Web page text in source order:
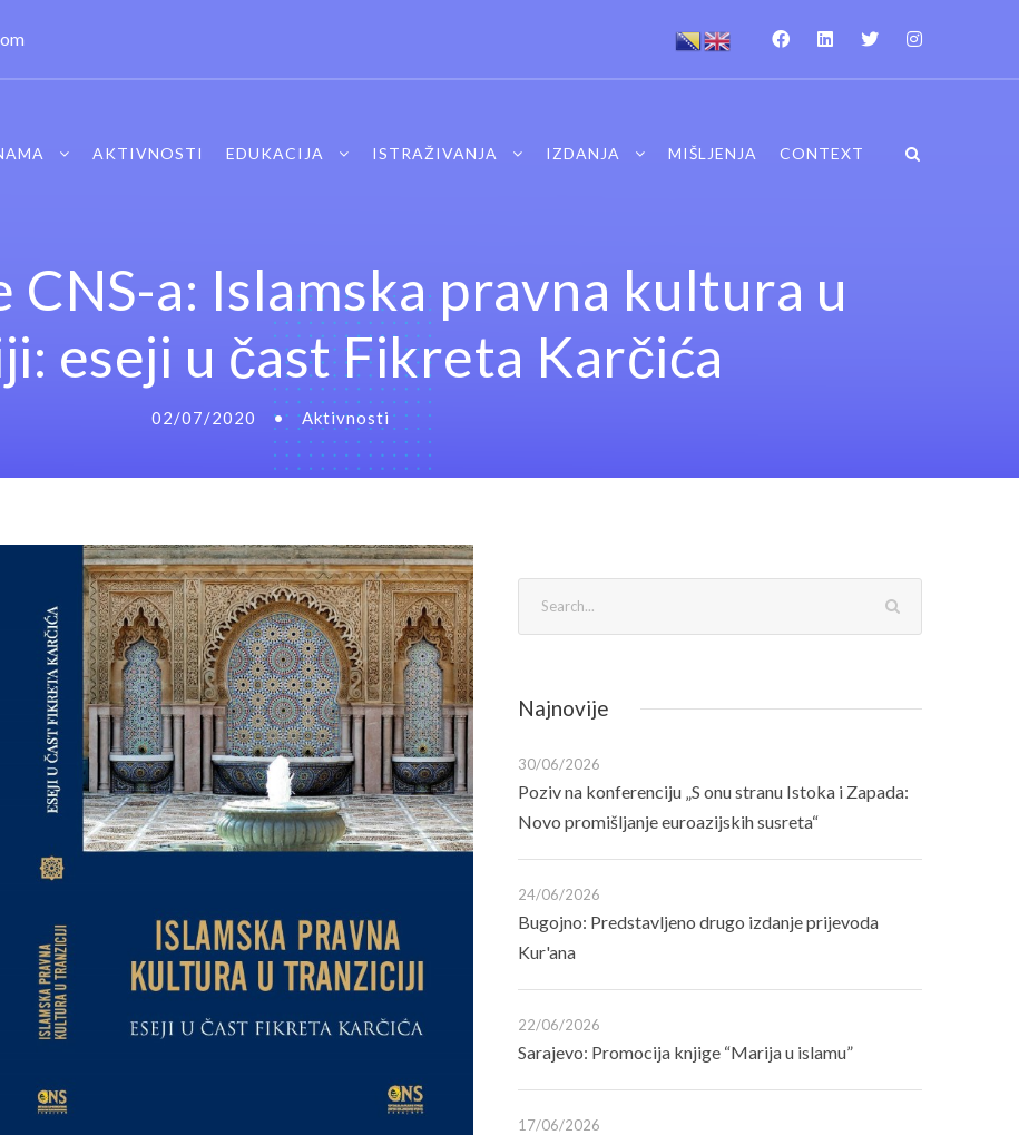
AKTIVNOSTI EDUKACIJA ISTRAŽIVANJA IZDANJA MIŠLJENJA CONTEXT
CNS-a: Islamska pravna kultura u
eseji u čast Fikreta Karčića
02/07/2020 • Aktivnosti
Najnovije
30/06/2026
Poziv na konferenciju „S onu stranu Istoka i Zapada:
Novo promišljanje euroazijskih susreta“
24/06/2026
Bugojno: Predstavljeno drugo izdanje prijevoda
Kur'ana
22/06/2026
Sarajevo: Promocija knjige “Marija u islamu”
17/06/2026